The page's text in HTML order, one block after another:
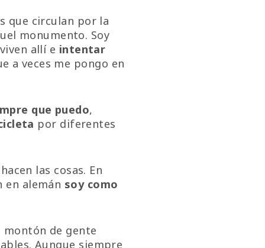
que circulan por la
monumento. Soy
allí e intentar
a veces me pongo en
que puedo,
por diferentes
las cosas. En
en alemán soy como
de gente
Aunque siempre